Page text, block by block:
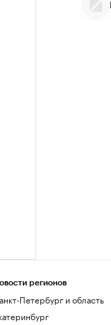
регионов
Петербург и область